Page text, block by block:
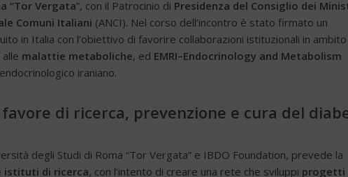
“Tor Vergata”, con il Patrocinio di Presidenza del Consiglio dei
Comuni Italiani (ANCI). Nel corso dell’incontro è stato firmato un
in Italia con l’obiettivo di favorire collaborazioni istituzionali in ambito
alle malattie metaboliche, ed EMRI–Endocrinology and Metabolism
iraniano.
di ricerca, prevenzione e cura del
degli Studi di Roma “Tor Vergata” e IBDO Foundation, prevede la
istituti di ricerca, con l’intento di creare una rete che sviluppi progetti